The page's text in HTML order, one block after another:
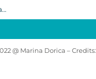
@ Marina Dorica – Credits: